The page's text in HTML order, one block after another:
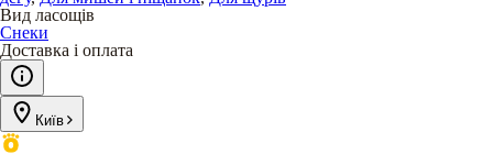
Вид ласощів
Снеки
Доставка і оплата
Київ